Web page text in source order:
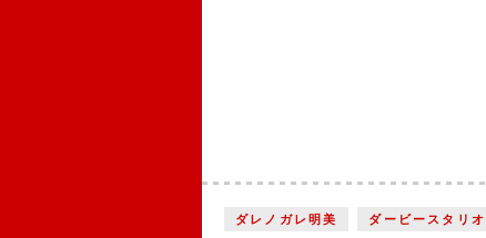
ダレノガレ明美 ダービースタリオ